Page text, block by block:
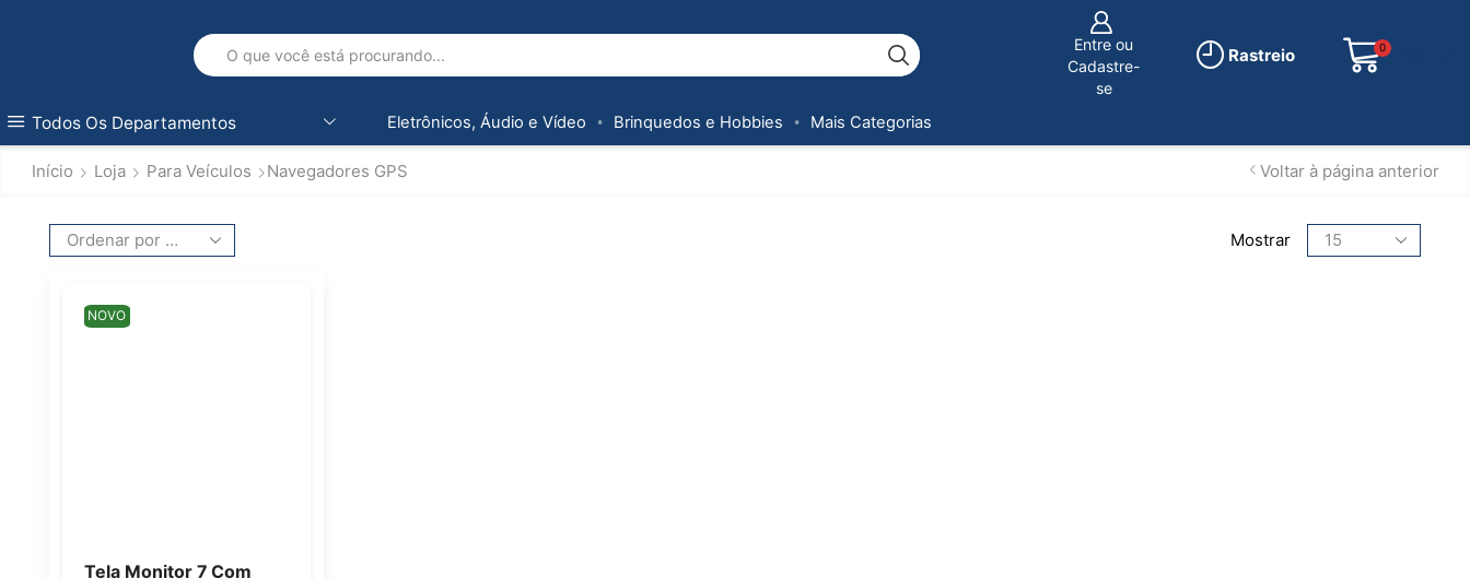
Entre ou
Cadastre-
se
Rastreio 0
Todos Os Departamentos Eletrônicos, Áudio e Vídeo Brinquedos e Hobbies Mais Categorias
Início Loja Para Veículos Navegadores GPS Voltar à página anterior
Mostrar
NOVO
Tela Monitor 7 Com